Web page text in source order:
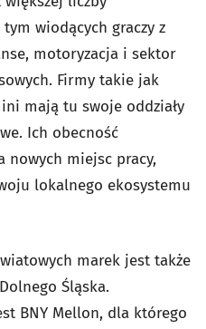
wiodących graczy z
motoryzacja i sektor
Firmy takie jak
mają tu swoje oddziały
Ich obecność
nowych miejsc pracy,
lokalnego ekosystemu
marek jest także
Śląska.
BNY Mellon, dla którego